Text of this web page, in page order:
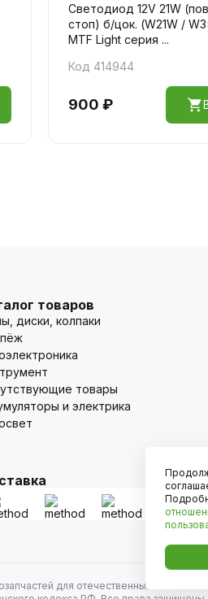
Светодиод 12V 21W
стоп) б/цок. (W21W /
MTF Light серия ...
Код 414944
900 ₽
товаров
диски, колпаки
товары
и электрика
для отечественных